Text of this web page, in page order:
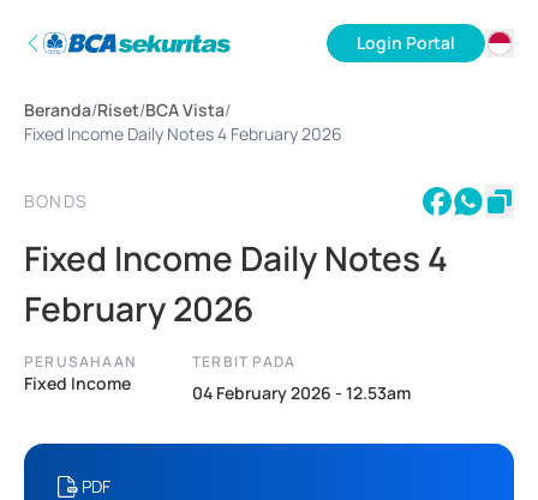
Login Portal
Beranda/Riset/BCA Vista/
Fixed Income Daily Notes 4 February 2026
BONDS
Fixed Income Daily Notes 4
February 2026
PERUSAHAAN
Fixed Income
TERBIT PADA
04 February 2026 - 12.53am
PDF